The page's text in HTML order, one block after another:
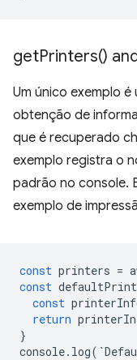
getPrinters()
Um único exemplo
obtenção de
que é recuperado
exemplo registra o
padrão no console.
exemplo de
const printers =
const
const
return
}
console. log( `